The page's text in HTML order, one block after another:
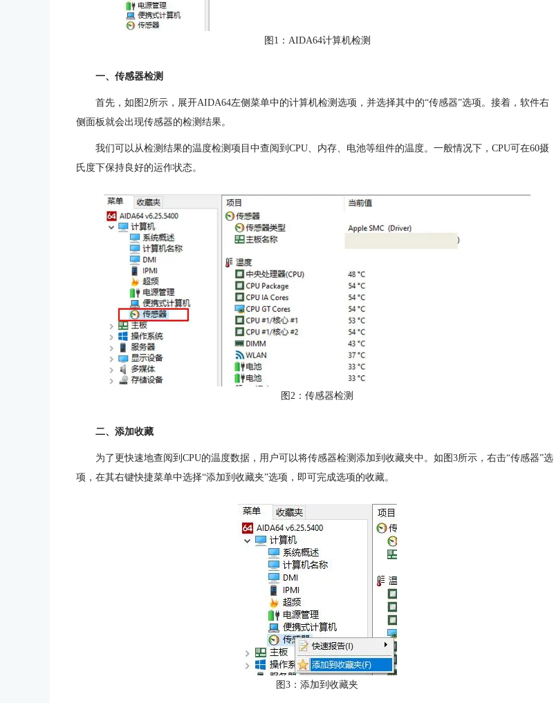
图1：AIDA64计算机检测
一、传感器检测
首先，如图2所示，展开AIDA64左侧菜单中的计算机检测选项，并选择其中的“传感器”选项。接着，软件右
侧面板就会出现传感器的检测结果。
我们可以从检测结果的温度检测项目中查阅到CPU、内存、电池等组件的温度。一般情况下，CPU可在60摄
氏度下保持良好的运作状态。
图2：传感器检测
二、添加收藏
为了更快速地查阅到CPU的温度数据，用户可以将传感器检测添加到收藏夹中。如图3所示，右击“传感器”选
项，在其右键快捷菜单中选择“添加到收藏夹”选项，即可完成选项的收藏。
图3：添加到收藏夹